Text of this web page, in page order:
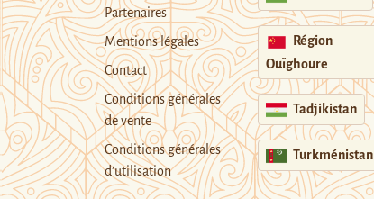
Partenaires
Mentions légales
Contact
Conditions générales
de vente
Conditions générales
d’utilisation
Région
Ouïghoure
Tadjikistan
Turkménistan